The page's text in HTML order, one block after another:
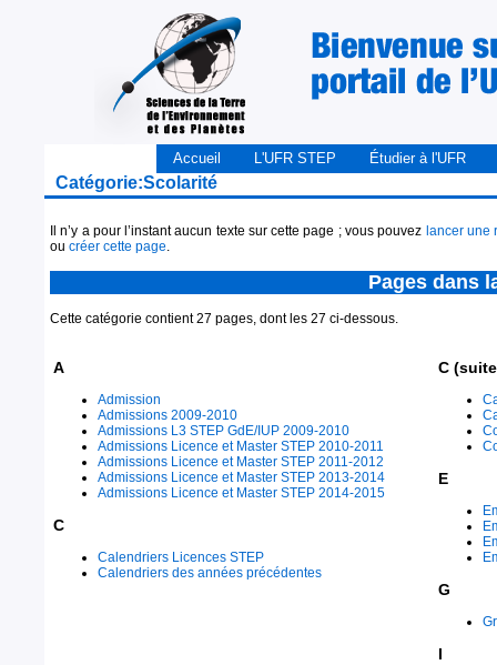
Accueil L'UFR STEP Étudier à l'UFR
Catégorie:Scolarité
Il n’y a pour l’instant aucun texte sur cette page ; vous pouvez lancer une
ou créer cette page.
Pages dans
Cette catégorie contient 27 pages, dont les 27 ci-dessous.
A
Admission
Admissions 2009-2010
Admissions L3 STEP GdE/IUP 2009-2010
Admissions Licence et Master STEP 2010-2011
Admissions Licence et Master STEP 2011-2012
Admissions Licence et Master STEP 2013-2014
Admissions Licence et Master STEP 2014-2015
C
Calendriers Licences STEP
Calendriers des années précédentes
C
E
G
I